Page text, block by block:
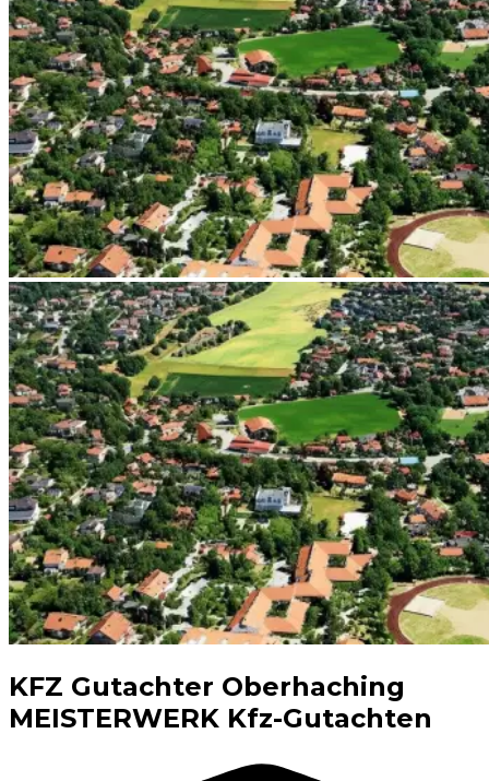
KFZ Gutachter Oberhaching
MEISTERWERK Kfz-Gutachten